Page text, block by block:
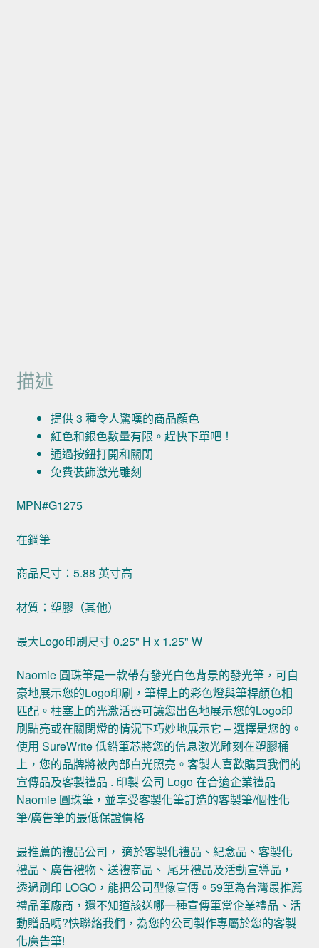
描述
提供 3 種令人驚嘆的商品顏色
紅色和銀色數量有限。趕快下單吧！
通過按鈕打開和關閉
免費裝飾激光雕刻
MPN#G1275
在鋼筆
商品尺寸：5.88 英寸高
材質：塑膠（其他）
最大Logo印刷尺寸 0.25" H x 1.25" W
Naomie 圓珠筆是一款帶有發光白色背景的發光筆，可自
豪地展示您的Logo印刷，筆桿上的彩色燈與筆桿顏色相
匹配。柱塞上的光激活器可讓您出色地展示您的Logo印
刷點亮或在關閉燈的情況下巧妙地展示它 – 選擇是您的。
使用 SureWrite 低鉛筆芯將您的信息激光雕刻在塑膠桶
上，您的品牌將被內部白光照亮。客製人喜歡購買我們的
宣傳品及客製禮品 . 印製 公司 Logo 在合適企業禮品
Naomie 圓珠筆，並享受客製化筆訂造的客製筆/個性化
筆/廣告筆的最低保證價格
最推薦的禮品公司， 適於客製化禮品、紀念品、客製化
禮品、廣告禮物、送禮商品、 尾牙禮品及活動宣導品，
透過刷印 LOGO，能把公司型像宣傳。59筆為台灣最推薦
禮品筆廠商，還不知道該送哪一種宣傳筆當企業禮品、活
動贈品嗎?快聯絡我們，為您的公司製作專屬於您的客製
化廣告筆!